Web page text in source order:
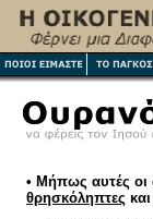
• Μήπως αυτές οι
θρησκόληπτες και